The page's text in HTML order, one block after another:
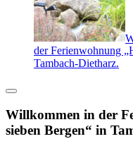
der Ferienwohnung
Tambach-Dietharz.
Willkommen in der
sieben Bergen“ in